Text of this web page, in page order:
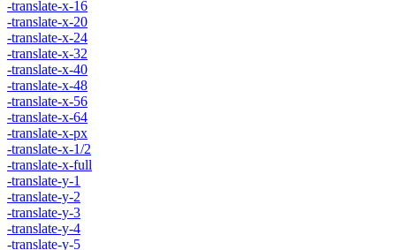
-translate-x-16
-translate-x-20
-translate-x-24
-translate-x-32
-translate-x-40
-translate-x-48
-translate-x-56
-translate-x-64
-translate-x-px
-translate-x-1/2
-translate-x-full
-translate-y-1
-translate-y-2
-translate-y-3
-translate-y-4
-translate-y-5